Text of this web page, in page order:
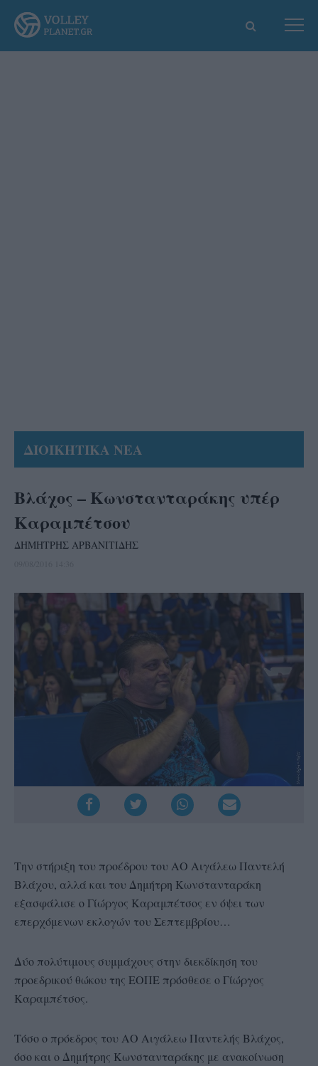
ΔΙΟΙΚΗΤΙΚΑ ΝΕΑ
Βλάχος – Κωνστανταράκης υπέρ
Καραμπέτσου
ΔΗΜΗΤΡΗΣ ΑΡΒΑΝΙΤΙΔΗΣ
Την στήριξη του προέδρου του ΑΟ Αιγάλεω Παντελή
Βλάχου, αλλά και του Δημήτρη Κωνστανταράκη
εξασφάλισε ο Γίώργος Καραμπέτσος εν όψει των
επερχόμενων εκλογών του Σεπτεμβρίου…
Δύο πολύτιμους συμμάχους στην διεκδίκηση του
προεδρικού θώκου της ΕΟΠΕ πρόσθεσε ο Γίώργος
Καραμπέτσος.
Τόσο ο πρόεδρος του ΑΟ Αιγάλεω Παντελής Βλάχος,
όσο και ο Δημήτρης Κωνστανταράκης με ανακοίνωση